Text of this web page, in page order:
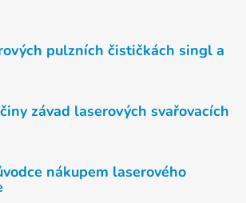
pulzních čističkách singl a
závad laserových svařovacích
nákupem laserového